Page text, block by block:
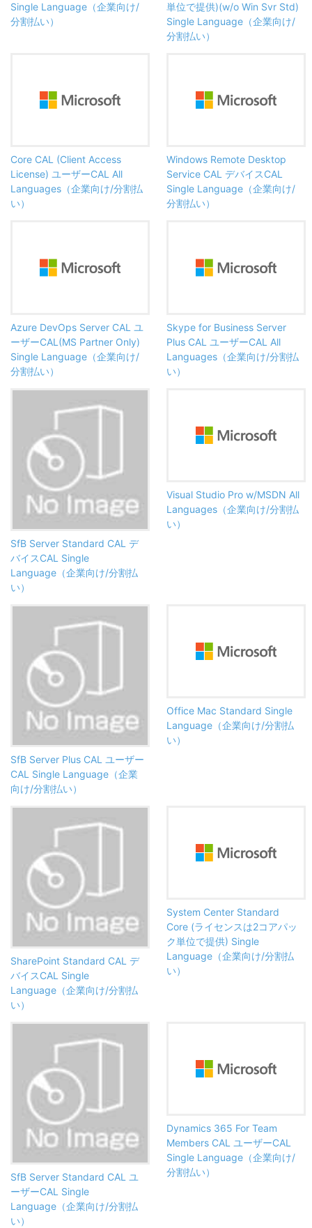
Single Language（企業向け/
分割払い）
単位で提供)(w/o Win Svr Std)
Single Language（企業向け/
分割払い）
Core CAL (Client Access
License) ユーザーCAL All
Languages（企業向け/分割払
い）
Windows Remote Desktop
Service CAL デバイスCAL
Single Language（企業向け/
分割払い）
Azure DevOps Server CAL ユ
ーザーCAL(MS Partner Only)
Single Language（企業向け/
分割払い）
Skype for Business Server
Plus CAL ユーザーCAL All
Languages（企業向け/分割払
い）
SfB Server Standard CAL デ
バイスCAL Single
Language（企業向け/分割払
い）
Visual Studio Pro w/MSDN All
Languages（企業向け/分割払
い）
SfB Server Plus CAL ユーザー
CAL Single Language（企業
向け/分割払い）
Office Mac Standard Single
Language（企業向け/分割払
い）
SharePoint Standard CAL デ
バイスCAL Single
Language（企業向け/分割払
い）
System Center Standard
Core (ライセンスは2コアパッ
ク単位で提供) Single
Language（企業向け/分割払
い）
SfB Server Standard CAL ユ
ーザーCAL Single
Language（企業向け/分割払
い）
Dynamics 365 For Team
Members CAL ユーザーCAL
Single Language（企業向け/
分割払い）